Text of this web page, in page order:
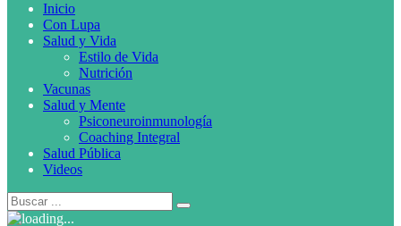
Inicio
Con Lupa
Salud y Vida
Estilo de Vida
Nutrición
Vacunas
Salud y Mente
Psiconeuroinmunología
Coaching Integral
Salud Pública
Videos